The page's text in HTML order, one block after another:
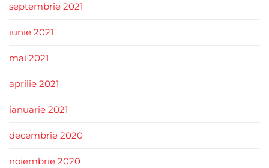
septembrie 2021
iunie 2021
mai 2021
aprilie 2021
ianuarie 2021
decembrie 2020
noiembrie 2020